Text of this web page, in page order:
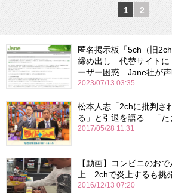
1 2
匿名掲示板「5ch（旧
締め出し 代替サイトに
ーザー困惑 Jane社が声
2023/07/13 03:35
松本人志「2chに批判さ
る」と引退を語る 「た
2017/05/28 11:31
【動画】コンビニのお
上 2chで炎上するも挑
2016/12/13 07:20